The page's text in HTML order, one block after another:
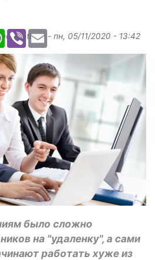
WhatsApp
ViberEmail
svetlana - пн, 05/11/2020 - 13:42
было сложно
на "удаленку", а сами
работать хуже из